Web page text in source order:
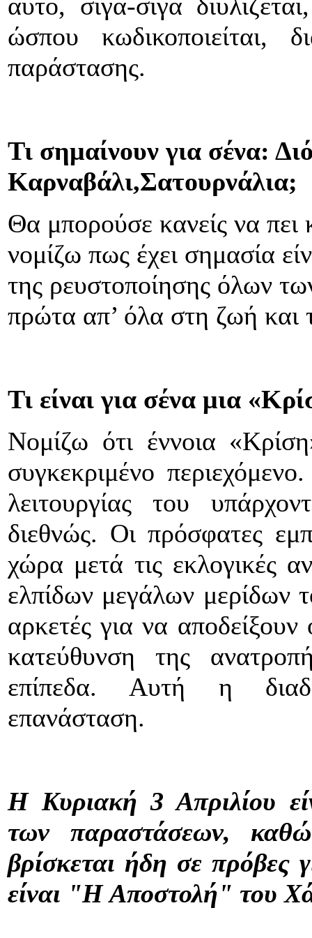
ώσπου κωδικοποιείται,
παράστασης.
Τι σημαίνουν για σένα:
Καρναβάλι,Σατουρνάλια;
Θα μπορούσε κανείς να
νομίζω πως έχει σημασία
της ρευστοποίησης όλων
πρώτα απ’ όλα στη ζωή και
Τι είναι για σένα μια
Νομίζω ότι έννοια
συγκεκριμένο
λειτουργίας του
διεθνώς. Οι πρόσφατες
χώρα μετά τις εκλογικές
ελπίδων μεγάλων μερίδων
αρκετές για να
κατεύθυνση της
επίπεδα. Αυτή η
επανάσταση.
Η Κυριακή 3 Απριλίου
των παραστάσεων,
βρίσκεται ήδη σε πρόβες
είναι "Η Αποστολή" του